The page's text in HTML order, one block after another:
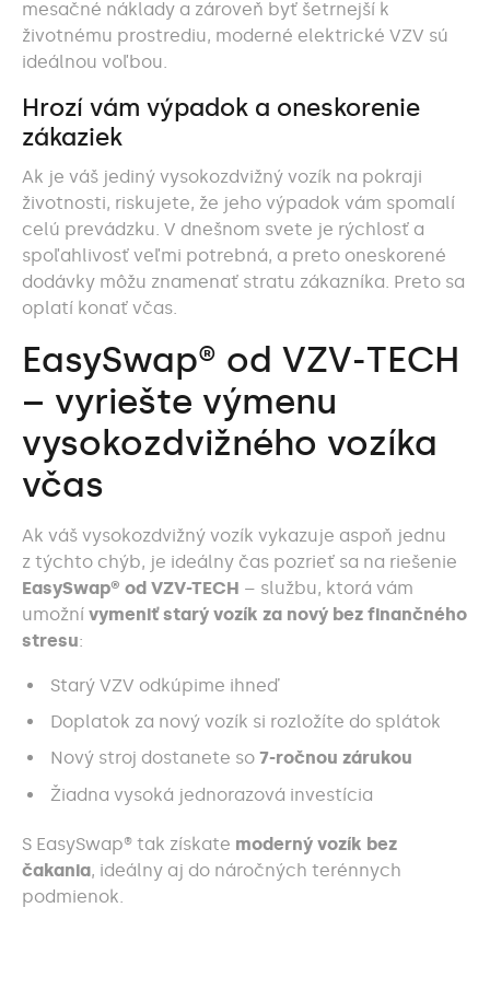
mesačné náklady a zároveň byť šetrnejší k
životnému prostrediu, moderné elektrické VZV sú
ideálnou voľbou.
Hrozí vám výpadok a oneskorenie
zákaziek
Ak je váš jediný vysokozdvižný vozík na pokraji
životnosti, riskujete, že jeho výpadok vám spomalí
celú prevádzku. V dnešnom svete je rýchlosť a
spoľahlivosť veľmi potrebná, a preto oneskorené
dodávky môžu znamenať stratu zákazníka. Preto sa
oplatí konať včas.
EasySwap® od VZV-TECH
– vyriešte výmenu
vysokozdvižného vozíka
včas
Ak váš vysokozdvižný vozík vykazuje aspoň jednu
z týchto chýb, je ideálny čas pozrieť sa na riešenie
EasySwap® od VZV-TECH – službu, ktorá vám
umožní vymeniť starý vozík za nový bez finančného
stresu:
Starý VZV odkúpime ihneď
Doplatok za nový vozík si rozložíte do splátok
Nový stroj dostanete so 7-ročnou zárukou
Žiadna vysoká jednorazová investícia
S EasySwap® tak získate moderný vozík bez
čakania, ideálny aj do náročných terénnych
podmienok.